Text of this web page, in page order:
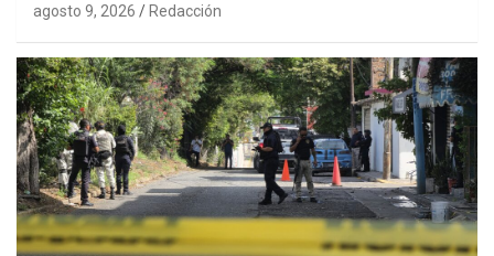
agosto 9, 2026 Redacción